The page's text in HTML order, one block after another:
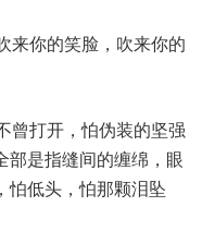
来你的笑脸，吹来你的
曾打开，怕伪装的坚强
部是指缝间的缠绵，眼
怕低头，怕那颗泪坠